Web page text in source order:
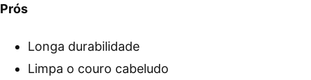
Prós
Longa durabilidade
Limpa o couro cabeludo